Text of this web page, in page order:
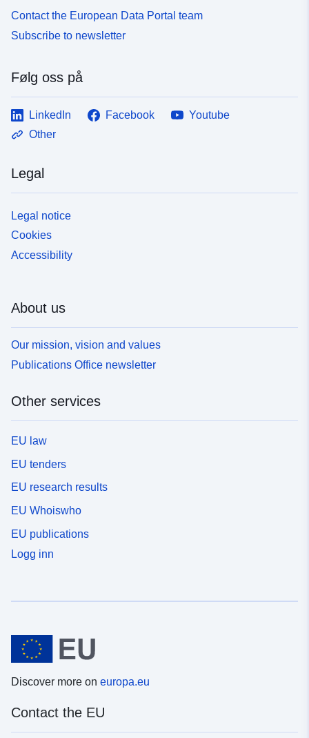
Contact the European Data Portal team
Subscribe to newsletter
Følg oss på
LinkedIn Facebook
Youtube
Other
Legal
Legal notice
Cookies
Accessibility
About us
Our mission, vision and values
Publications Office newsletter
Other services
EU law
EU tenders
EU research results
EU Whoiswho
EU publications
Logg inn
Discover more on europa.eu
Contact the EU